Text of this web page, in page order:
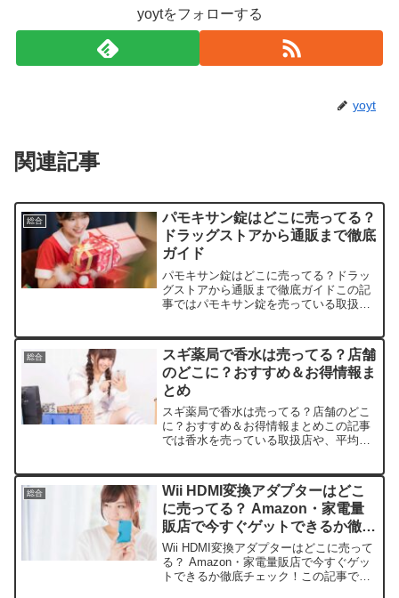
yoytをフォローする
yoyt
関連記事
総合
パモキサン錠はどこに売ってる？
ドラッグストアから通販まで徹底
ガイド
パモキサン錠はどこに売ってる？ドラッ
グストアから通販まで徹底ガイドこの記
事ではパモキサン錠を売っている取扱店
モキサン錠ってどんな薬？まずは基本を
知ろうパモキ...
総合
スギ薬局で香水は売ってる？店舗
のどこに？おすすめ＆お得情報ま
とめ
スギ薬局で香水は売ってる？店舗のどこ
に？おすすめ＆お得情報まとめこの記事
では香水を売っている取扱店や、平均的
アンセ ボディミスト50ml）特典・おすす
めポイントAma...
総合
Wii HDMI変換アダプターはどこ
に売ってる？ Amazon・家電量
販店で今すぐゲットできるか徹底
チェック！
Wii HDMI変換アダプターはどこに売って
る？ Amazon・家電量販店で今すぐゲッ
トできるか徹底チェック！この記事では